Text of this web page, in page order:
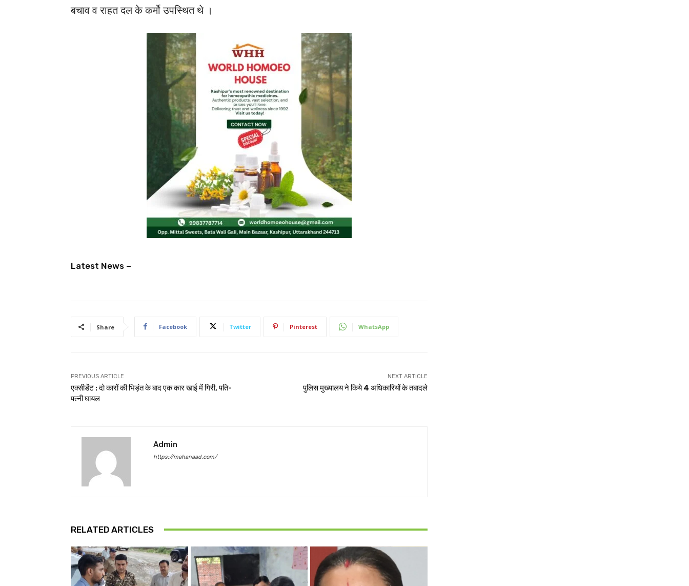
बचाव व राहत दल के कर्मो उपस्थित थे ।
Latest News –
Share Facebook Twitter Pinterest WhatsApp
PREVIOUS ARTICLE
एक्सीडेंट : दो कारों की भिड़ंत के बाद एक कार खाई में गिरी, पति-
पत्नी घायल
NEXT ARTICLE
पुलिस मुख्यालय ने किये 4 अधिकारियों के तबादले
Admin
https://mahanaad.com/
RELATED ARTICLES